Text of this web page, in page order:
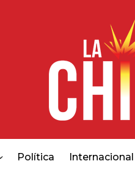
Política Internacional